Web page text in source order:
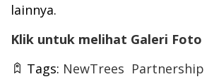
lainnya.
Klik untuk melihat Galeri Foto
Tags: NewTrees Partnership